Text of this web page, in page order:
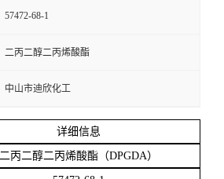
57472-68-1
二丙二醇二丙烯酸酯
中山市迪欣化工
详细信息
二丙二醇二丙烯酸酯（DPGDA）